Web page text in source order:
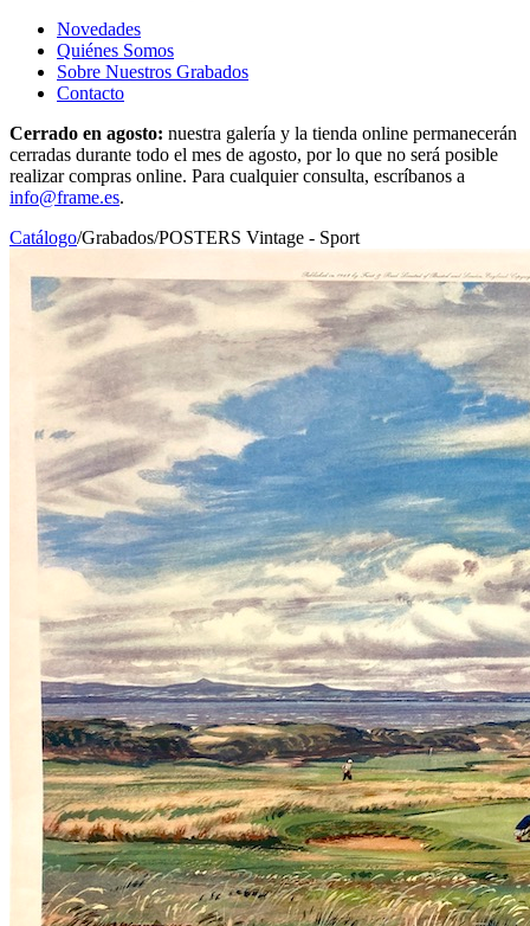
Novedades
Quiénes Somos
Sobre Nuestros Grabados
Contacto
Cerrado en agosto: nuestra galería y la tienda online permanecerán
cerradas durante todo el mes de agosto, por lo que no será posible
realizar compras online. Para cualquier consulta, escríbanos a
info@frame.es.
Catálogo/Grabados/POSTERS Vintage - Sport